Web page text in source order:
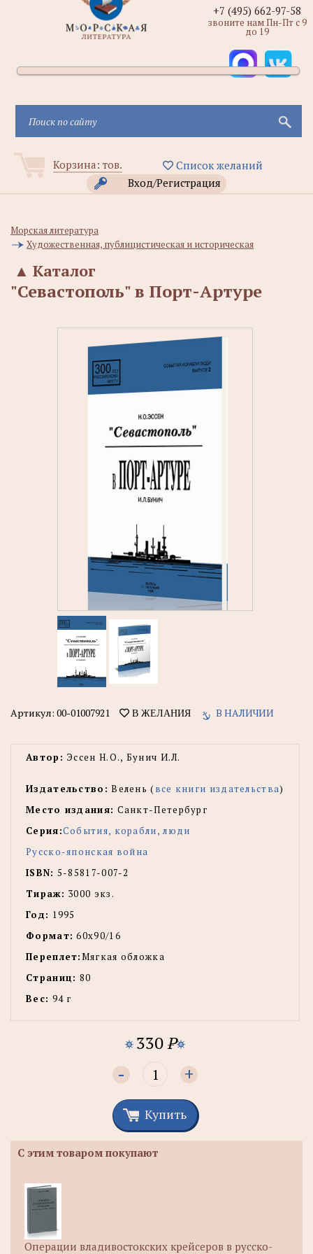
Корзина: тов.
Список желаний
Вход/Регистрация
+7 (495) 662-97-58
звоните нам Пн-Пт с 9
до 19
Морская литература
Художественная, публицистическая и историческая
Каталог
▲
"Севастополь" в Порт-Артуре
Артикул: 00-01007921 В ЖЕЛАНИЯ В НАЛИЧИИ
Автор: Эссен Н.О., Бунич И.Л.
Издательство: Велень (все книги издательства)
Место издания: Санкт-Петербург
Серия:События, корабли, люди
Русско-японская война
ISBN: 5-85817-007-2
Тираж: 3000 экз.
Год: 1995
Формат: 60x90/16
Переплет:Мягкая обложка
Страниц: 80
Вес: 94 г
330P
- +
Купить
С этим товаром покупают
Операции владивостокских крейсеров в русско-